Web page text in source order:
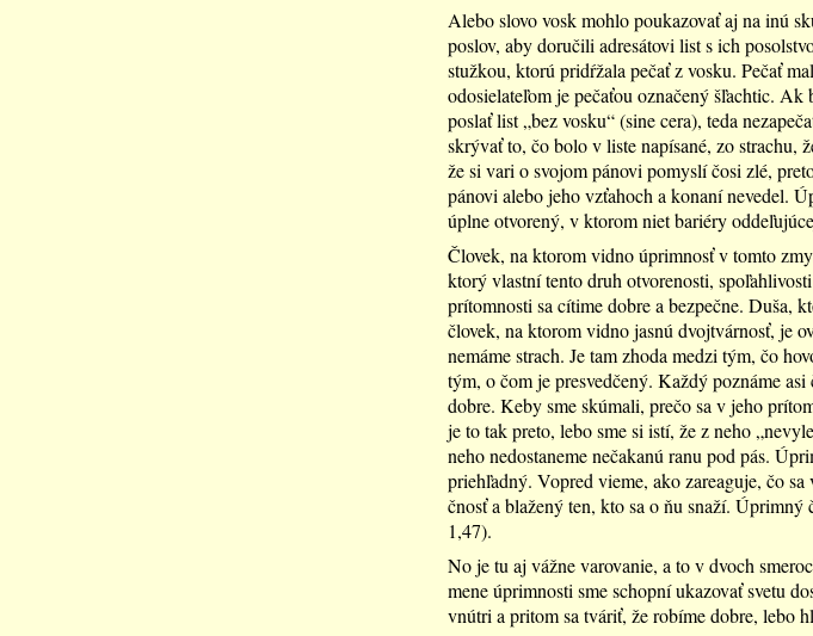
Alebo slovo vosk mohlo poukazovať aj na inú
poslov, aby doručili adresátovi list s ich
stužkou, ktorú pridŕžala pečať z vosku. Pečať
odosielateľom je pečaťou označený šľachtic.
poslať list „bez vosku“ (sine cera), teda
skrývať to, čo bolo v liste napísané, zo strachu,
že si vari o svojom pánovi pomyslí čosi zlé,
pánovi alebo jeho vzťahoch a konaní nevedel.
úplne otvorený, v ktorom niet bariéry
Človek, na ktorom vidno úprimnosť v tomto
ktorý vlastní tento druh otvorenosti,
prítomnosti sa cítime dobre a bezpečne. Duša,
človek, na ktorom vidno jasnú dvojtvárnosť, je
nemáme strach. Je tam zhoda medzi tým, čo
tým, o čom je presvedčený. Každý poznáme
dobre. Keby sme skúmali, prečo sa v jeho
je to tak preto, lebo sme si istí, že z neho
neho nedostaneme nečakanú ranu pod pás.
priehľadný. Vopred vieme, ako zareaguje, čo
čnosť a blažený ten, kto sa o ňu snaží.
1,47).
No je tu aj vážne varovanie, a to v dvoch
mene úprimnosti sme schopní ukazovať svetu
vnútri a pritom sa tváriť, že robíme dobre, lebo